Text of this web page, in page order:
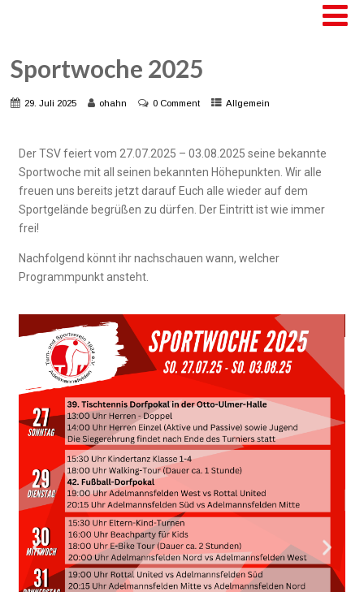
Sportwoche 2025
29. Juli 2025 ohahn 0 Comment Allgemein
Der TSV feiert vom 27.07.2025 – 03.08.2025 seine bekannte
Sportwoche mit all seinen bekannten Höhepunkten. Wir alle
freuen uns bereits jetzt darauf Euch alle wieder auf dem
Sportgelände begrüßen zu dürfen. Der Eintritt ist wie immer
frei!
Nachfolgend könnt ihr nachschauen wann, welcher
Programmpunkt ansteht.